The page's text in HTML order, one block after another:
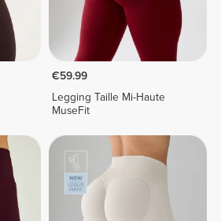
€59.99
Legging Taille Mi-Haute
MuseFit